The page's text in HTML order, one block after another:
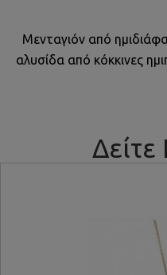
Μενταγιόν από
αλυσίδα από κόκκινες
Δείτε